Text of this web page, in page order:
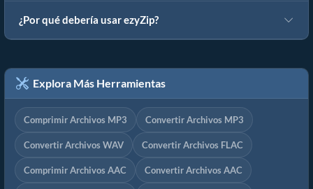
¿Por qué debería usar ezyZip?
Explora Más Herramientas
Comprimir Archivos MP3 Convertir Archivos MP3
Convertir Archivos WAV Convertir Archivos FLAC
Comprimir Archivos AAC Convertir Archivos AAC